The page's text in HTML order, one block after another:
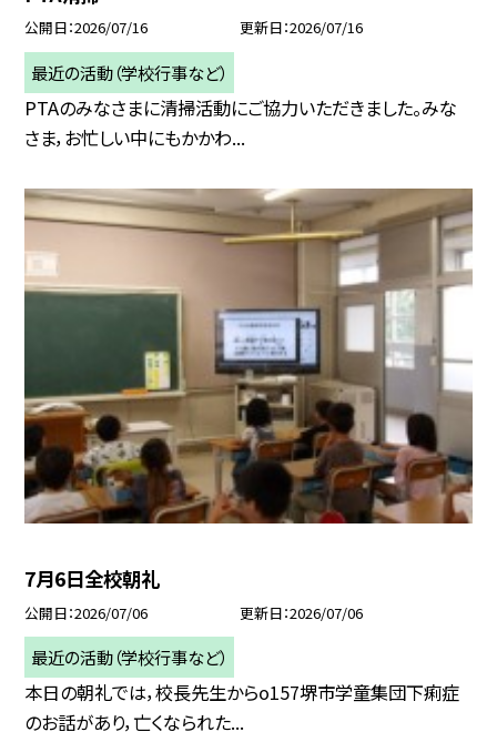
公開日 2026/07/16 更新日 2026/07/16
最近の活動（学校行事など）
PTAのみなさまに清掃活動にご協力いただきました。みな
さま，お忙しい中にもかかわ...
7月6日全校朝礼
公開日 2026/07/06 更新日 2026/07/06
最近の活動（学校行事など）
本日の朝礼では，校長先生からo157堺市学童集団下痢症
のお話があり，亡くなられた...